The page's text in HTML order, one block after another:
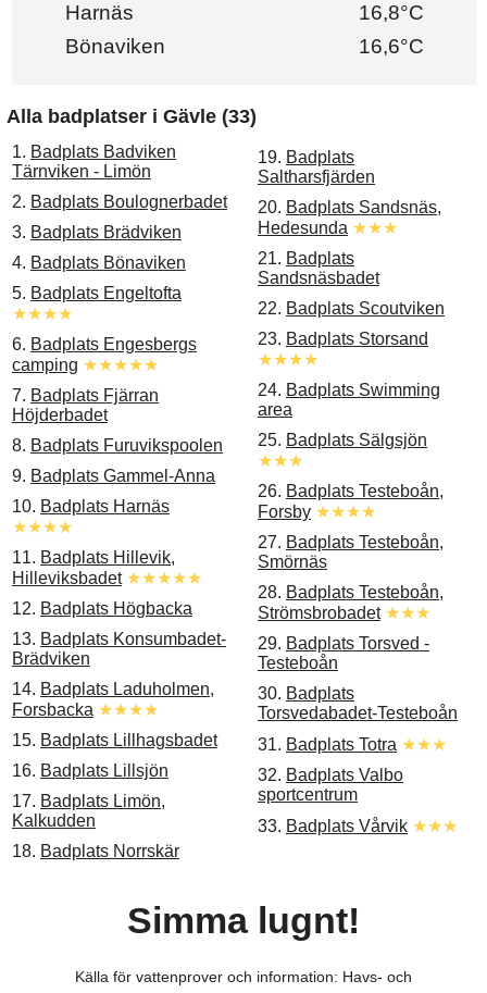
Harnäs
16,8°C
Bönaviken
16,6°C
Alla badplatser i Gävle (33)
1. Badplats Badviken
Tärnviken - Limön
2. Badplats Boulognerbadet
3. Badplats Brädviken
4. Badplats Bönaviken
5. Badplats Engeltofta
★★★★
6. Badplats Engesbergs
camping ★★★★★
7. Badplats Fjärran
Höjderbadet
8. Badplats Furuvikspoolen
9. Badplats Gammel-Anna
10. Badplats Harnäs
★★★★
11. Badplats Hillevik,
Hilleviksbadet ★★★★★
12. Badplats Högbacka
13. Badplats Konsumbadet-
Brädviken
14. Badplats Laduholmen,
Forsbacka ★★★★
15. Badplats Lillhagsbadet
16. Badplats Lillsjön
17. Badplats Limön,
Kalkudden
18. Badplats Norrskär
19. Badplats
Saltharsfjärden
20. Badplats Sandsnäs,
Hedesunda ★★★
21. Badplats
Sandsnäsbadet
22. Badplats Scoutviken
23. Badplats Storsand
★★★★
24. Badplats Swimming
area
25. Badplats Sälgsjön
★★★
26. Badplats Testeboån,
Forsby ★★★★
27. Badplats Testeboån,
Smörnäs
28. Badplats Testeboån,
Strömsbrobadet ★★★
29. Badplats Torsved -
Testeboån
30. Badplats
Torsvedabadet-Testeboån
31. Badplats Totra ★★★
32. Badplats Valbo
sportcentrum
33. Badplats Vårvik ★★★
Simma lugnt!
Källa för vattenprover och information: Havs- och